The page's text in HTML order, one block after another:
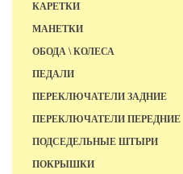
КАРЕТКИ
МАНЕТКИ
ОБОДА \ КОЛЕСА
ПЕДАЛИ
ПЕРЕКЛЮЧАТЕЛИ ЗАДНИЕ
ПЕРЕКЛЮЧАТЕЛИ ПЕРЕДНИЕ
ПОДСЕДЕЛЬНЫЕ ШТЫРИ
ПОКРЫШКИ